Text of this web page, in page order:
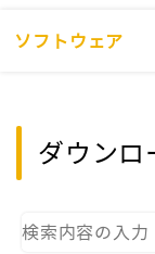
ソフトウェア
ダウンロ